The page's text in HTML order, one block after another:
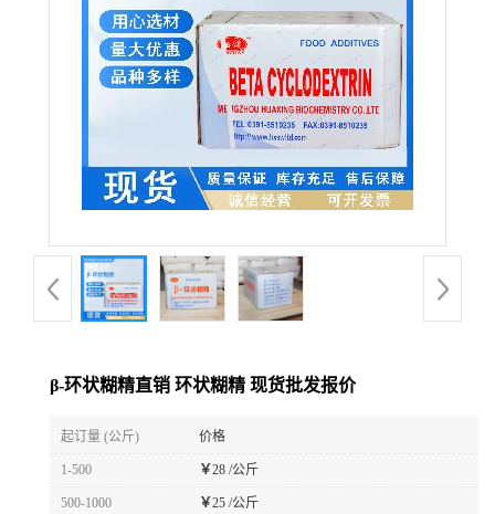
β-环状糊精直销 环状糊精 现货批发报价
起订量 (公斤) 价格
1-500 ￥28 /公斤
500-1000 ￥25 /公斤